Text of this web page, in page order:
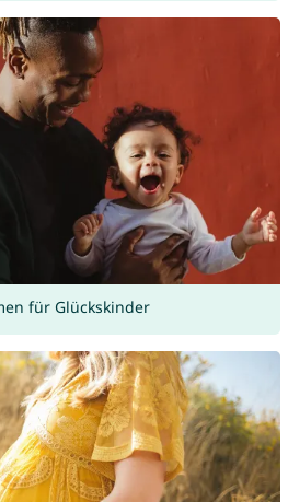
für Glückskinder